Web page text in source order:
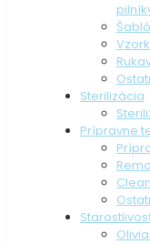
Sterilizácia
Prípravne